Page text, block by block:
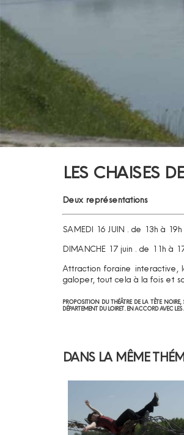
LES CHAISES
Deux représentations
SAMEDI 16 JUIN . de 13h à 19h
DIMANCHE 17 juin . de 11h à
Attraction foraine interactive,
galoper, tout cela à la fois et
PROPOSITION DU THÉÂTRE DE LA TÊTE
DÉPARTEMENT DU LOIRET. EN ACCORD AVEC
DANS LA MÊME